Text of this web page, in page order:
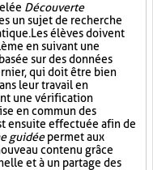
Découverte
un sujet de recherche
Les élèves doivent
en suivant une
sur des données
qui doit être bien
leur travail en
une vérification
en commun des
ensuite effectuée afin de
guidéepermet aux
contenu grâce
et à un partage des